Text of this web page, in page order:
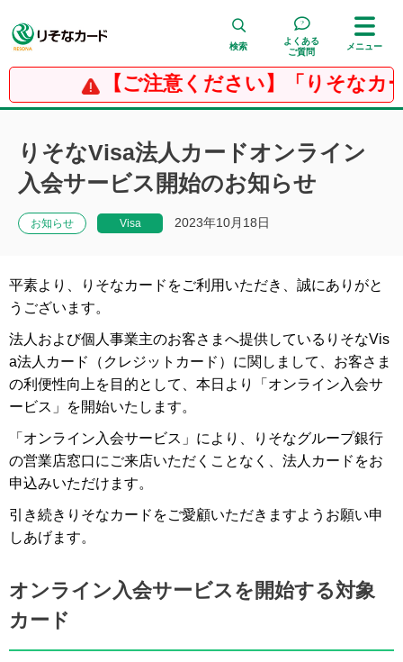
検索
よくある
ご質問
メニュー
検 索
【ご注意ください】「りそなカ
りそなVisa法人カードオンライン
入会サービス開始のお知らせ
お知らせ Visa 2023年10月18日
平素より、りそなカードをご利用いただき、誠にありがと
うございます。
法人および個人事業主のお客さまへ提供しているりそなVis
a法人カード（クレジットカード）に関しまして、お客さま
の利便性向上を目的として、本日より「オンライン入会サ
ービス」を開始いたします。
「オンライン入会サービス」により、りそなグループ銀行
の営業店窓口にご来店いただくことなく、法人カードをお
申込みいただけます。
引き続きりそなカードをご愛顧いただきますようお願い申
しあげます。
オンライン入会サービスを開始する対象
カード